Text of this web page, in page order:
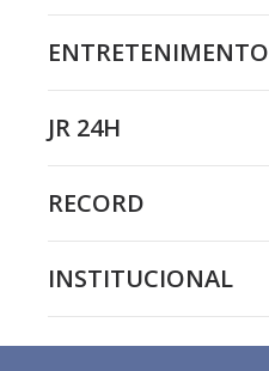
ENTRETENIMENTO
JR 24H
RECORD
INSTITUCIONAL